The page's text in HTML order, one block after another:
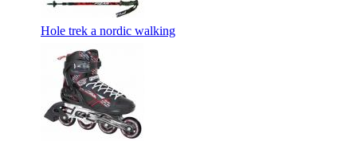
Hole trek a nordic walking